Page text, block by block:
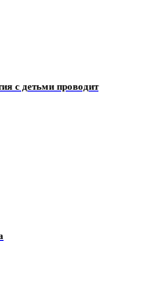
с детьми проводит